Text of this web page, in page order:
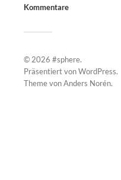
Kommentare
© 2026 #sphere.
Präsentiert vonWordPress.
Theme vonAnders Norén.